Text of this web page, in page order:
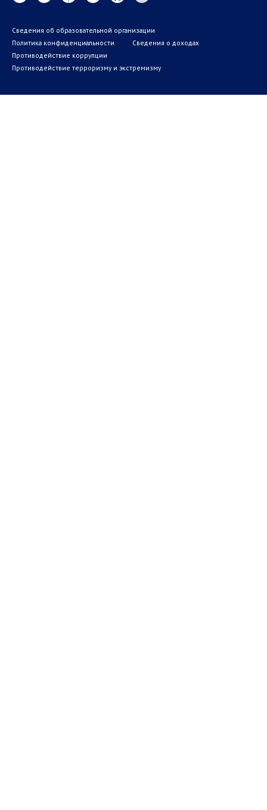
Сведения об образовательной организации
Политика конфиденциальности
Сведения о доходах
Противодействие коррупции
Противодействие терроризму и экстремизму